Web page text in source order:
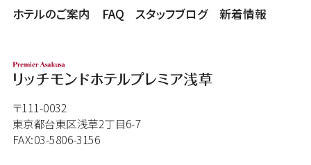
ホテルのご案内
FAQ スタッフブログ 新着情報
〒111-0032
東京都台東区浅草2丁目6-7
FAX:03-5806-3156